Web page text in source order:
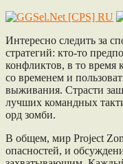
Интересно следить за
стратегий: кто-то
конфликтов, в то время
со временем и
выживания. Страсти
лучших командных
орд зомби.
В общем, мир Project
опасностей, и